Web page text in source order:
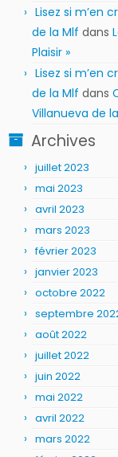
Lisez si m’en
de la Mlf dans
Plaisir »
Lisez si m’en
de la Mlf dans
Villanueva de
Archives
juillet 2023
mai 2023
avril 2023
mars 2023
février 2023
janvier 2023
octobre 2022
septembre
août 2022
juillet 2022
juin 2022
mai 2022
avril 2022
mars 2022